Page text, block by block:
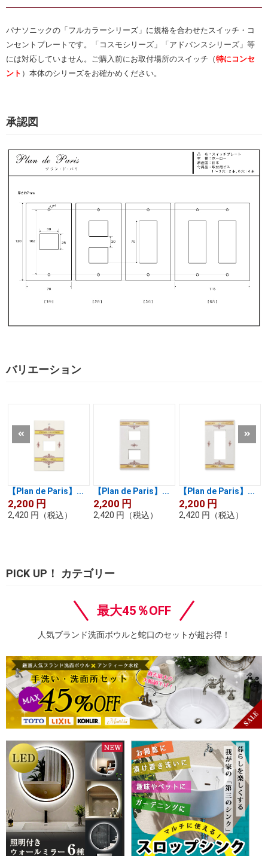
パナソニックの「フルカラーシリーズ」に規格を合わせたスイッチ・コ
ンセントプレートです。「コスモシリーズ」「アドバンスシリーズ」等
には対応していません。ご購入前にお取付場所のスイッチ（特にコンセ
ント ）本体のシリーズをお確かめください。
承認図
バリエーション
【Plan de Paris】...
2,200 円
2,420 円 （税込）
【Plan de Paris】...
2,200 円
2,420 円 （税込）
【Plan de Paris】...
2,200 円
2,420 円 （税込）
PICK UP！ カテゴリー
最大45％OFF
人気ブランド洗面ボウルと蛇口のセットが超お得！